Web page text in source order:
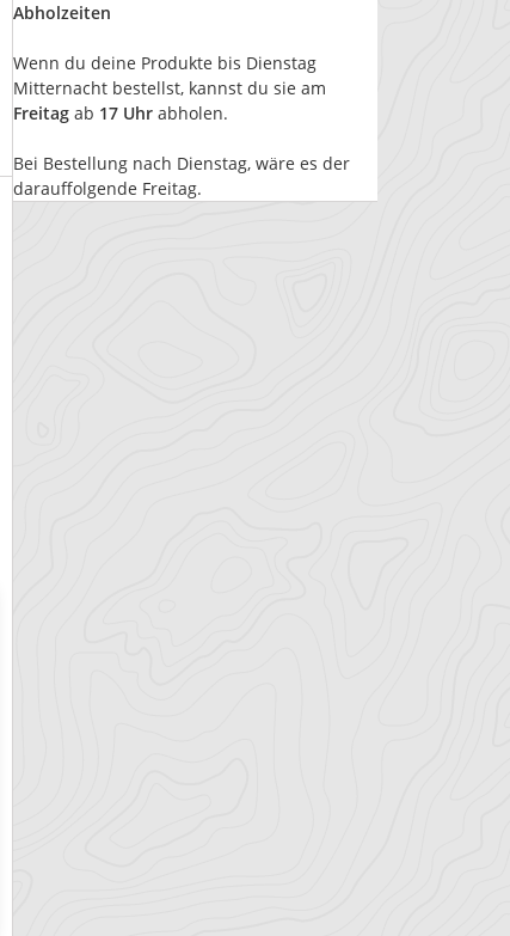
Abholzeiten
Wenn du deine Produkte bis Dienstag
Mitternacht bestellst, kannst du sie am
Freitag ab 17 Uhr abholen.
Bei Bestellung nach Dienstag, wäre es der
darauffolgende Freitag.